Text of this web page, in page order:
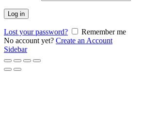
Log in
Lost your password?
Remember me
No account yet? Create an Account
Sidebar